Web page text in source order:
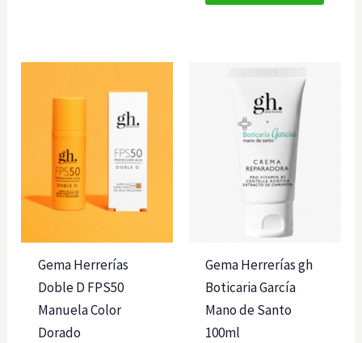
Gema Herrerías
Doble D FPS50
Manuela Color
Dorado
Gema Herrerías gh
Boticaria García
Mano de Santo
100ml